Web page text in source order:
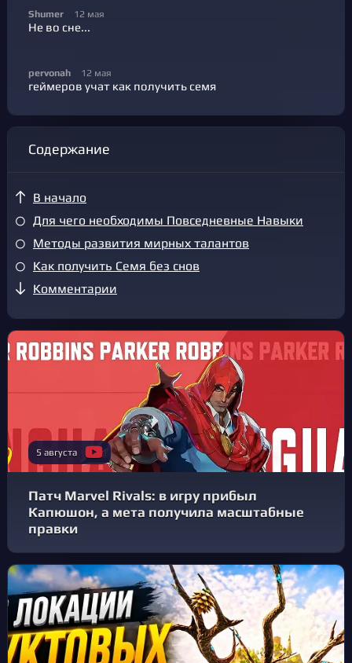
Shumer 12 мая
Не во сне...
pervonah 12 мая
геймеров учат как получить семя
Содержание
В начало
Для чего необходимы Повседневные Навыки
Методы развития мирных талантов
Как получить Семя без снов
Комментарии
5 августа
Патч Marvel Rivals: в игру прибыл
Капюшон, а мета получила масштабные
правки